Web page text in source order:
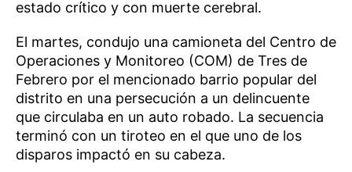
estado crítico y con muerte cerebral.
El martes, condujo una camioneta del Centro de
Operaciones y Monitoreo (COM) de Tres de
Febrero por el mencionado barrio popular del
distrito en una persecución a un delincuente
que circulaba en un auto robado. La secuencia
terminó con un tiroteo en el que uno de los
disparos impactó en su cabeza.